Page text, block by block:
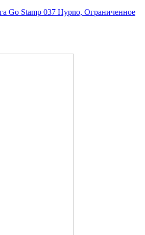
Go Stamp 037 Hypno, Ограниченное